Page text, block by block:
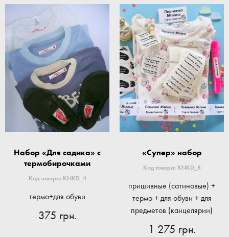
Набор «Для садика» с
термобирочками
Код товара: KNKD_4
термо+для обуви
375 грн.
«Супер» набор
Код товара: KNKD_8
пришивные (сатиновые) +
термо + для обуви + для
предметов (канцелярии)
1 275 грн.